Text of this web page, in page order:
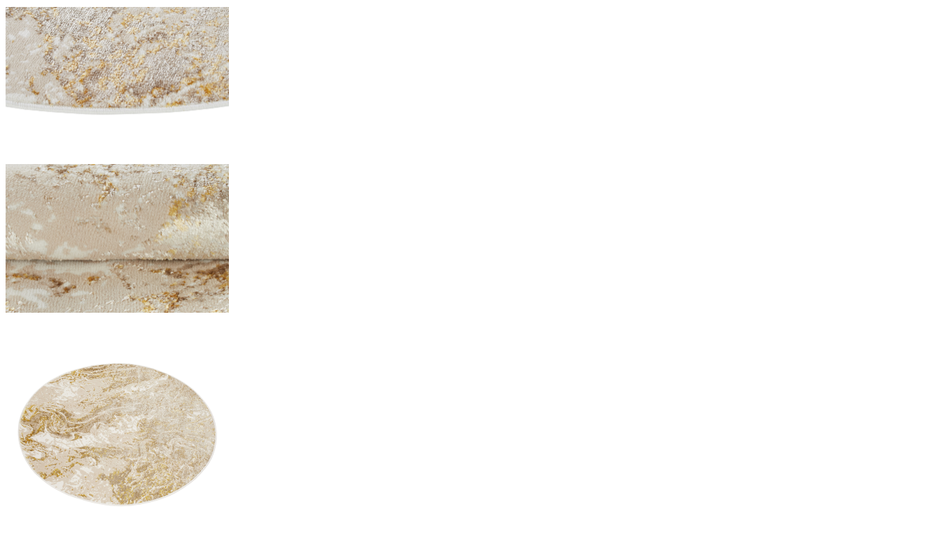
Cookie-urile legate de preferințe permit site-ului să rețină informații care schimbă aspectul sau funcționarea site-ului, de exemplu, limba
preferată sau regiunea în care se află utilizatorul.
Statistică
Cookie-urile statistice ajută deținătorii de site-uri să înțeleagă cum se comportă diferiți utilizatori pe site, prin colectarea și raportarea
informațiilor anonime.
Cookie-urile neclasificate
Cookie-urile neclasificate sunt cookie-uri aflate în proces de clasificare, împreună cu furnizorii fiecărei cookie.